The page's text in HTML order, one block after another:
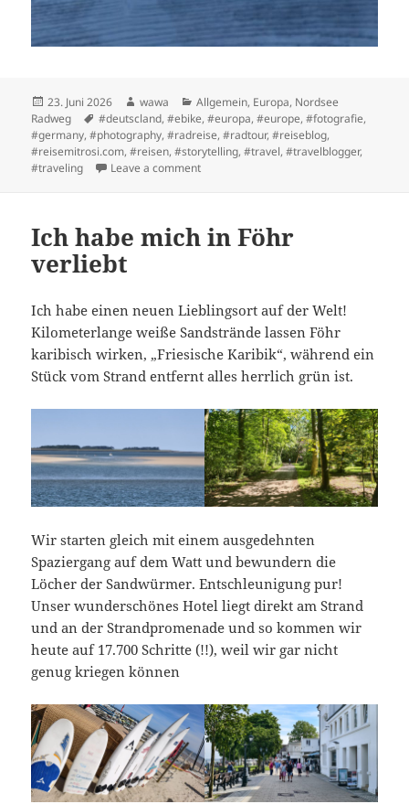
Posted
on
23. Juni 2026 Author
wawa Categories
Allgemein, Europa, Nordsee
Radweg
Tags
#deutscland,#ebike,#europa,#europe,#fotografie,
#germany,#photography,#radreise,#radtour,#reiseblog,
#reisemitrosi.com,#reisen,#storytelling,#travel,#travelblogger,
#traveling
Leave a commenton Etappe 7: Husum -> Nordstrand
Ich habe mich in Föhr
verliebt
Ich habe einen neuen Lieblingsort auf der Welt!
Kilometerlange weiße Sandstrände lassen Föhr
karibisch wirken, „Friesische Karibik“, während ein
Stück vom Strand entfernt alles herrlich grün ist.
Wir starten gleich mit einem ausgedehnten
Spaziergang auf dem Watt und bewundern die
Löcher der Sandwürmer. Entschleunigung pur!
Unser wunderschönes Hotel liegt direkt am Strand
und an der Strandpromenade und so kommen wir
heute auf 17.700 Schritte (!!), weil wir gar nicht
genug kriegen können